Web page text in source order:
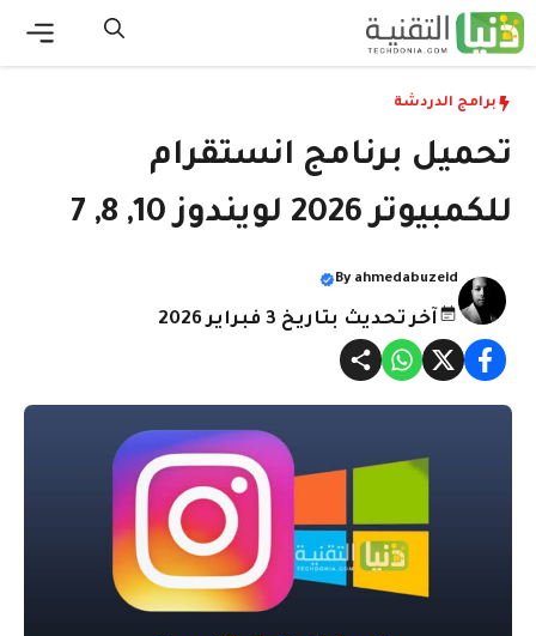
انتقل
إلى
برامج الدردشة
تحميل برنامج انستقرام
للكمبيوتر 2026 لويندوز 10, 8, 7
By ahmedabuzeid
آخر تحديث بتاريخ 3 فبراير 2026